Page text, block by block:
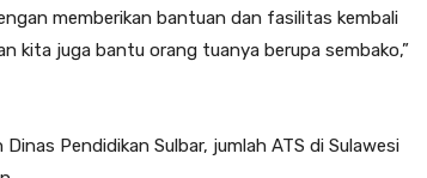
memberikan bantuan dan fasilitas kembali
kita juga bantu orang tuanya berupa sembako,”
Pendidikan Sulbar, jumlah ATS di Sulawesi